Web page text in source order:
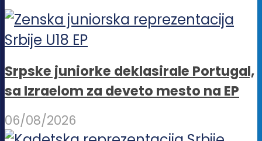
Srpske juniorke deklasirale Portugal,
sa Izraelom za deveto mesto na EP
06/08/2026